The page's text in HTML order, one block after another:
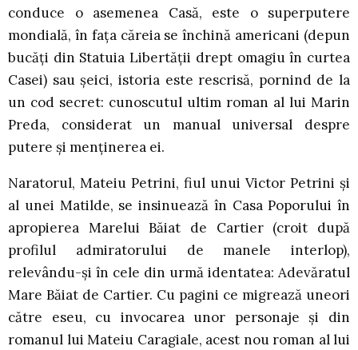
conduce o asemenea Casă, este o superputere
mondială, în fața căreia se închină americani (depun
bucăți din Statuia Libertății drept omagiu în curtea
Casei) sau șeici, istoria este rescrisă, pornind de la
un cod secret: cunoscutul ultim roman al lui Marin
Preda, considerat un manual universal despre
putere și menținerea ei.
Naratorul, Mateiu Petrini, fiul unui Victor Petrini și
al unei Matilde, se insinuează în Casa Poporului în
apropierea Marelui Băiat de Cartier (croit după
profilul admiratorului de manele interlop),
relevându-și în cele din urmă identatea: Adevăratul
Mare Băiat de Cartier. Cu pagini ce migrează uneori
către eseu, cu invocarea unor personaje și din
romanul lui Mateiu Caragiale, acest nou roman al lui